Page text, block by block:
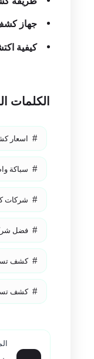
مصاردنا
طريقة
الكلمات
اسعار
سباكة
شركات
فضل
كشف